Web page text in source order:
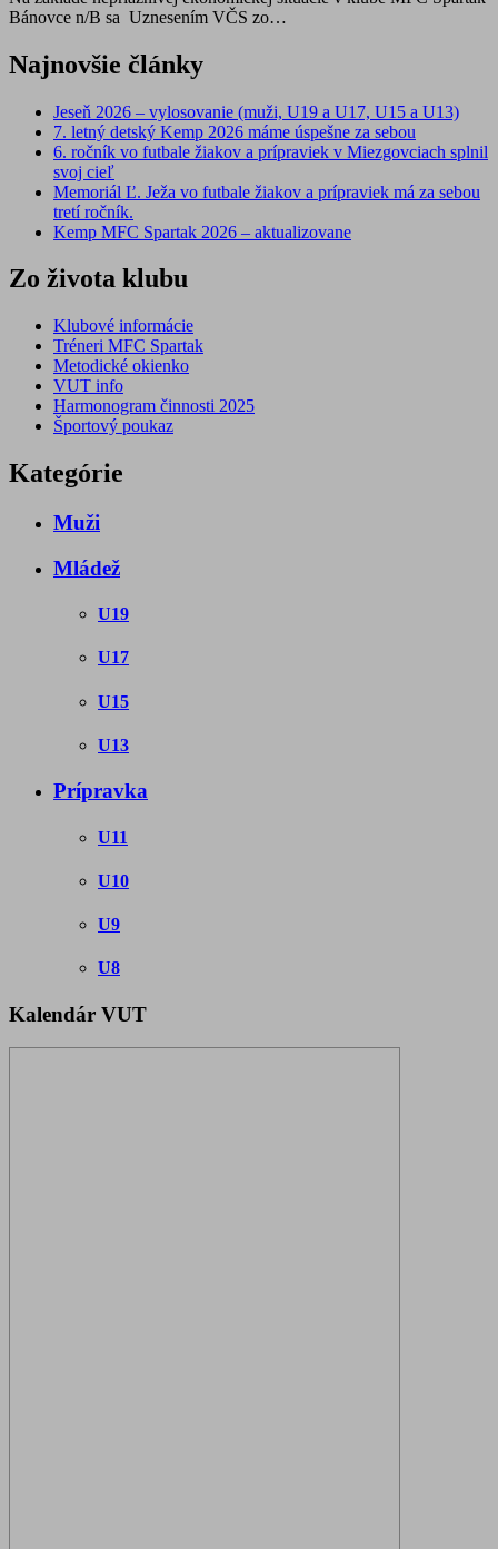
Bánovce n/B sa Uznesením VČS zo…
Najnovšie články
Jeseň 2026 – vylosovanie (muži, U19 a U17, U15 a U13)
7. letný detský Kemp 2026 máme úspešne za sebou
6. ročník vo futbale žiakov a prípraviek v Miezgovciach splnil
svoj cieľ
Memoriál Ľ. Ježa vo futbale žiakov a prípraviek má za sebou
tretí ročník.
Kemp MFC Spartak 2026 – aktualizovane
Zo života klubu
Klubové informácie
Tréneri MFC Spartak
Metodické okienko
VUT info
Harmonogram činnosti 2025
Športový poukaz
Kategórie
Muži
Mládež
U19
U17
U15
U13
Prípravka
U11
U10
U9
U8
Kalendár VUT